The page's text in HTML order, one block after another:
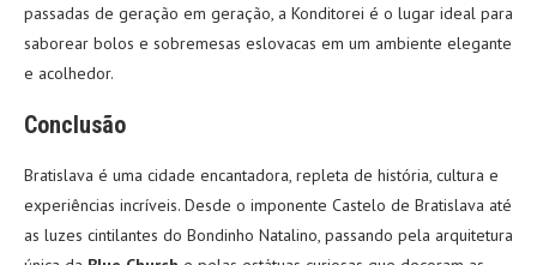
passadas de geração em geração, a Konditorei é o lugar ideal para
saborear bolos e sobremesas eslovacas em um ambiente elegante
e acolhedor.
Conclusão
Bratislava é uma cidade encantadora, repleta de história, cultura e
experiências incríveis. Desde o imponente Castelo de Bratislava até
as luzes cintilantes do Bondinho Natalino, passando pela arquitetura